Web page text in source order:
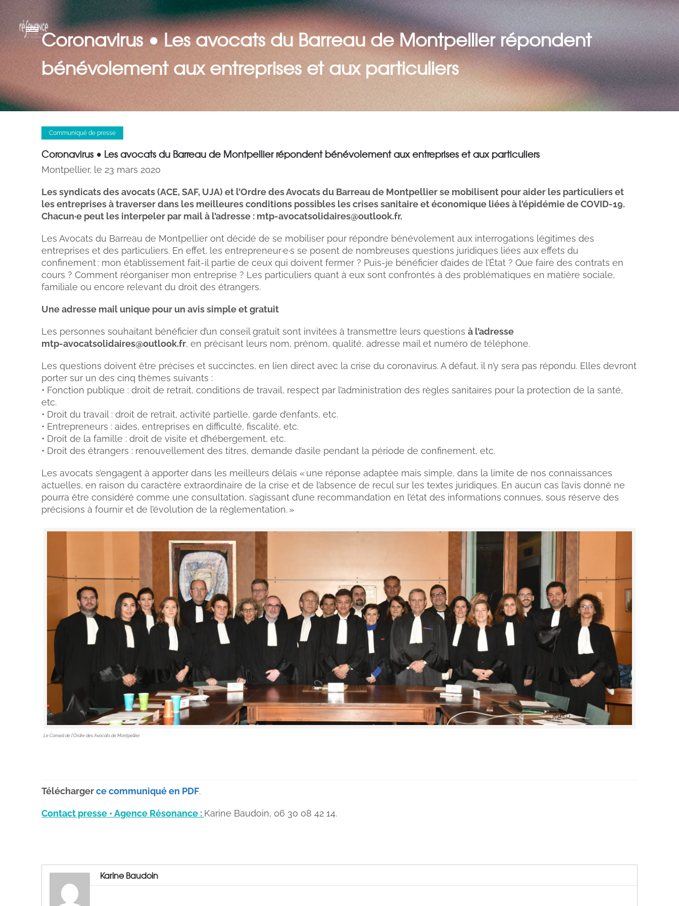
Coronavirus • Les avocats du Barreau de Montpellier répondent
bénévolement aux entreprises et aux particuliers
Communiqué de presse
Coronavirus • Les avocats du Barreau de Montpellier répondent bénévolement aux entreprises et aux particuliers
Montpellier, le 23 mars 2020
Les syndicats des avocats (ACE, SAF, UJA) et l’Ordre des Avocats du Barreau de Montpellier se mobilisent pour aider les particuliers et
les entreprises à traverser dans les meilleures conditions possibles les crises sanitaire et économique liées à l’épidémie de COVID-19.
Chacun·e peut les interpeler par mail à l’adresse : mtp-avocatsolidaires@outlook.fr.
Les Avocats du Barreau de Montpellier ont décidé de se mobiliser pour répondre bénévolement aux interrogations légitimes des
entreprises et des particuliers. En effet, les entrepreneur·e·s se posent de nombreuses questions juridiques liées aux effets du
confinement : mon établissement fait-il partie de ceux qui doivent fermer ? Puis-je bénéficier d’aides de l’État ? Que faire des contrats en
cours ? Comment réorganiser mon entreprise ? Les particuliers quant à eux sont confrontés à des problématiques en matière sociale,
familiale ou encore relevant du droit des étrangers.
Une adresse mail unique pour un avis simple et gratuit
Les personnes souhaitant bénéficier d’un conseil gratuit sont invitées à transmettre leurs questions à l’adresse
mtp-avocatsolidaires@outlook.fr, en précisant leurs nom, prénom, qualité, adresse mail et numéro de téléphone.
Les questions doivent être précises et succinctes, en lien direct avec la crise du coronavirus. A défaut, il n’y sera pas répondu. Elles devront
porter sur un des cinq thèmes suivants :
• Fonction publique : droit de retrait, conditions de travail, respect par l’administration des règles sanitaires pour la protection de la santé,
etc.
• Droit du travail : droit de retrait, activité partielle, garde d’enfants, etc.
• Entrepreneurs : aides, entreprises en difficulté, fiscalité, etc.
• Droit de la famille : droit de visite et d’hébergement, etc.
• Droit des étrangers : renouvellement des titres, demande d’asile pendant la période de confinement, etc.
Les avocats s’engagent à apporter dans les meilleurs délais « une réponse adaptée mais simple, dans la limite de nos connaissances
actuelles, en raison du caractère extraordinaire de la crise et de l’absence de recul sur les textes juridiques. En aucun cas l’avis donné ne
pourra être considéré comme une consultation, s’agissant d’une recommandation en l’état des informations connues, sous réserve des
précisions à fournir et de l’évolution de la règlementation. »
Le Conseil de l’Ordre des Avocats de Montpellier
Téléchargerce communiqué en PDF.
Contact presse • Agence Résonance : Karine Baudoin, 06 30 08 42 14.
Karine Baudoin